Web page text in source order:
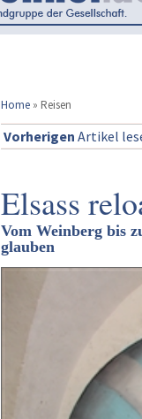
Home » Reisen
Vorherigen Artikel
Elsass
Vom Weinberg bis
glauben